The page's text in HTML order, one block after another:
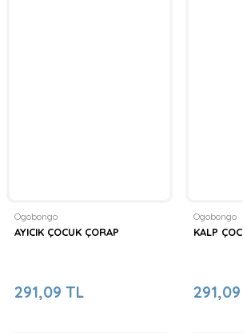
Ogobongo
AYICIK ÇOCUK ÇORAP
291,09 TL
Ogobongo
KALP